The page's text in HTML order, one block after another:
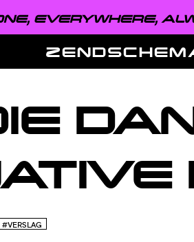
EVERYWHERE,
#VERSLAG